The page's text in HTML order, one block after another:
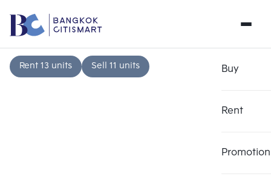
Buy
Rent
Promotion
Rent 13 units Sell 11 units